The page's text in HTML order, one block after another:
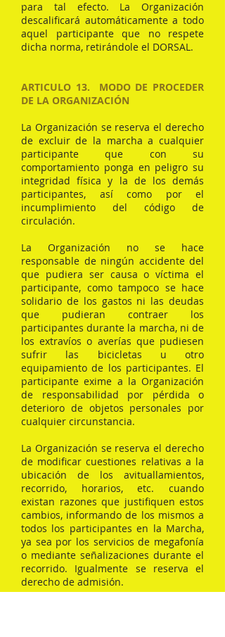
para tal efecto. La Organización
descalificará automáticamente a todo
aquel participante que no respete
dicha norma, retirándole el DORSAL.
ARTICULO 13. MODO DE PROCEDER
DE LA ORGANIZACIÓN
La Organización se reserva el derecho
de excluir de la marcha a cualquier
participante que con su
comportamiento ponga en peligro su
integridad física y la de los demás
participantes, así como por el
incumplimiento del código de
circulación.
La Organización no se hace
responsable de ningún accidente del
que pudiera ser causa o víctima el
participante, como tampoco se hace
solidario de los gastos ni las deudas
que pudieran contraer los
participantes durante la marcha, ni de
los extravíos o averías que pudiesen
sufrir las bicicletas u otro
equipamiento de los participantes. El
participante exime a la Organización
de responsabilidad por pérdida o
deterioro de objetos personales por
cualquier circunstancia.
La Organización se reserva el derecho
de modificar cuestiones relativas a la
ubicación de los avituallamientos,
recorrido, horarios, etc. cuando
existan razones que justifiquen estos
cambios, informando de los mismos a
todos los participantes en la Marcha,
ya sea por los servicios de megafonía
o mediante señalizaciones durante el
recorrido. Igualmente se reserva el
derecho de admisión.